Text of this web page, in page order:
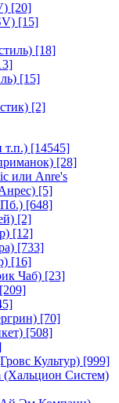
[20]
[15]
[18]
[15]
[2]
т.п.) [14545]
[28]
или Anre's
[5]
[648]
[2]
[12]
[733]
[16]
Чаб) [23]
[209]
[70]
[508]
Культур) [999]
(Хальцион Систем)